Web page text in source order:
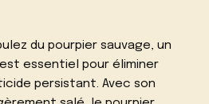
du pourpier sauvage, un
essentiel pour éliminer
persistant. Avec son